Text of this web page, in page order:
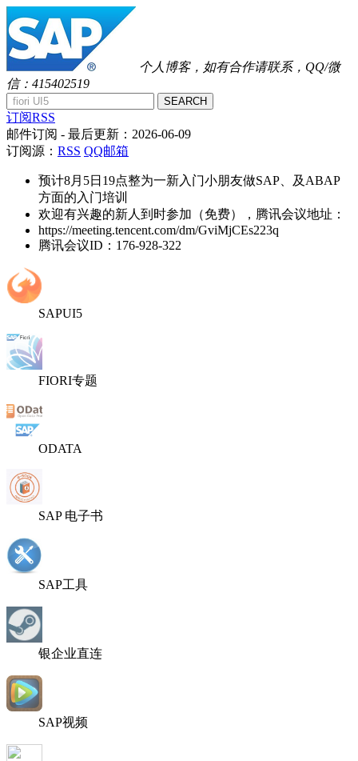
个人博客，如有合作请联系，QQ/微
信：415402519
SEARCH
订阅RSS
邮件订阅 - 最后更新： 2026-06-09
订阅源： RSS QQ邮箱
预计8月5日19点整为一新入门小朋友做SAP、及ABAP
方面的入门培训
欢迎有兴趣的新人到时参加（免费），腾讯会议地址：
https://meeting.tencent.com/dm/GviMjCEs223q
腾讯会议ID：176-928-322
SAPUI5
FIORI专题
ODATA
SAP 电子书
SAP工具
银企业直连
SAP视频